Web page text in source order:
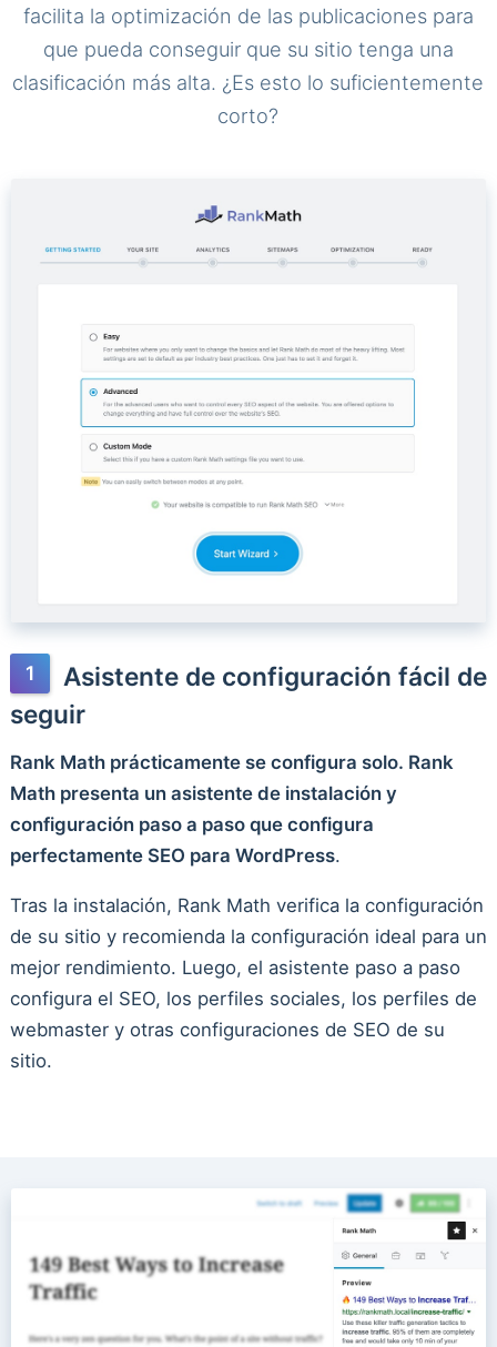
facilita la optimización de las publicaciones para
que pueda conseguir que su sitio tenga una
clasificación más alta. ¿Es esto lo suficientemente
corto?
Asistente de configuración fácil de
seguir
Rank Math prácticamente se configura solo. Rank
Math presenta un asistente de instalación y
configuración paso a paso que configura
perfectamente SEO para WordPress.
Tras la instalación, Rank Math verifica la configuración
de su sitio y recomienda la configuración ideal para un
mejor rendimiento. Luego, el asistente paso a paso
configura el SEO, los perfiles sociales, los perfiles de
webmaster y otras configuraciones de SEO de su
sitio.